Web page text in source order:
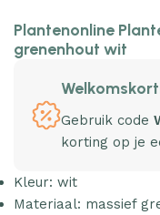
Plantenonline
grenenhout wit
Gebruik code
korting op je
Kleur: wit
Materiaal: massief